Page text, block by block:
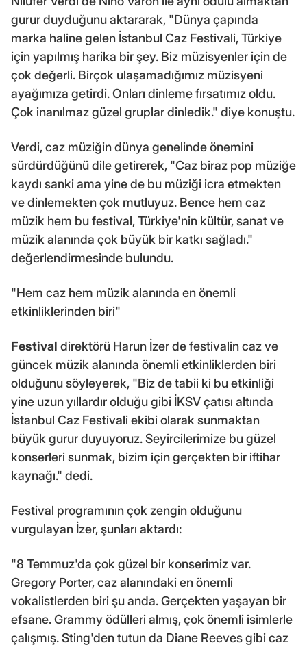
gurur duyduğunu aktararak, "Dünya çapında
marka haline gelen İstanbul Caz Festivali, Türkiye
için yapılmış harika bir şey. Biz müzisyenler için de
çok değerli. Birçok ulaşamadığımız müzisyeni
ayağımıza getirdi. Onları dinleme fırsatımız oldu.
Çok inanılmaz güzel gruplar dinledik." diye konuştu.
Verdi, caz müziğin dünya genelinde önemini
sürdürdüğünü dile getirerek, "Caz biraz pop müziğe
kaydı sanki ama yine de bu müziği icra etmekten
ve dinlemekten çok mutluyuz. Bence hem caz
müzik hem bu festival, Türkiye'nin kültür, sanat ve
müzik alanında çok büyük bir katkı sağladı."
değerlendirmesinde bulundu.
"Hem caz hem müzik alanında en önemli
etkinliklerinden biri"
Festival direktörü Harun İzer de festivalin caz ve
güncek müzik alanında önemli etkinliklerden biri
olduğunu söyleyerek, "Biz de tabii ki bu etkinliği
yine uzun yıllardır olduğu gibi İKSV çatısı altında
İstanbul Caz Festivali ekibi olarak sunmaktan
büyük gurur duyuyoruz. Seyircilerimize bu güzel
konserleri sunmak, bizim için gerçekten bir iftihar
kaynağı." dedi.
Festival programının çok zengin olduğunu
vurgulayan İzer, şunları aktardı:
"8 Temmuz'da çok güzel bir konserimiz var.
Gregory Porter, caz alanındaki en önemli
vokalistlerden biri şu anda. Gerçekten yaşayan bir
efsane. Grammy ödülleri almış, çok önemli isimlerle
çalışmış. Sting'den tutun da Diane Reeves gibi caz